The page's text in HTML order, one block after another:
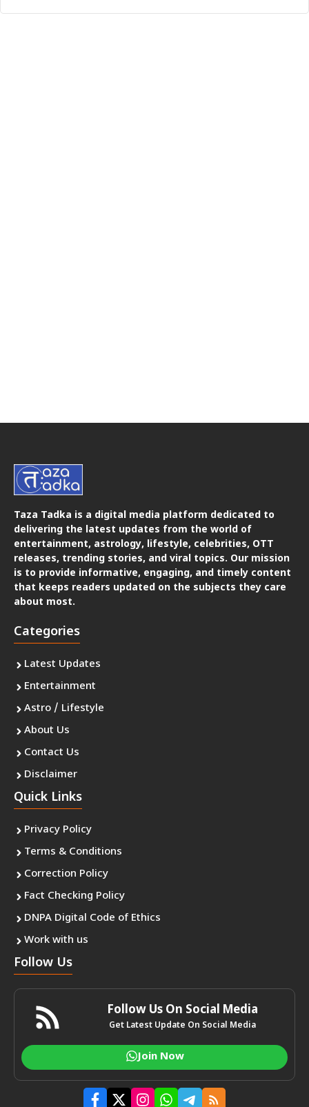
Taza Tadka is a digital media platform dedicated to
delivering the latest updates from the world of
entertainment, astrology, lifestyle, celebrities, OTT
releases, trending stories, and viral topics. Our mission
is to provide informative, engaging, and timely content
that keeps readers updated on the subjects they care
about most.
Categories
Latest Updates
Entertainment
Astro / Lifestyle
About Us
Contact Us
Disclaimer
Quick Links
Privacy Policy
Terms & Conditions
Correction Policy
Fact Checking Policy
DNPA Digital Code of Ethics
Work with us
Follow Us
Follow Us On Social Media
Get Latest Update On Social Media
Join Now